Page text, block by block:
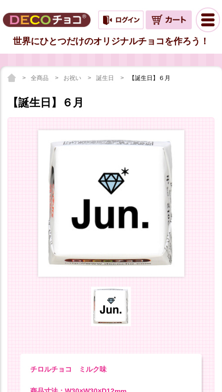
世界にひとつだけのオリジナルチョコを作ろう！
全商品 お祝い 誕生日 【誕生日】６月
【誕生日】６月
チロルチョコ ミルク味